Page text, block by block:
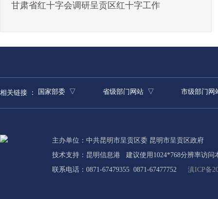
甘肃省红十字会调研呈贡区红十字工作
相关链接 ： 国家部委 ▽ 省级部门网站 ▽ 市级部门
主办单位：中共昆明市呈贡区委 昆明市呈贡区政府
技术支持： 昆明信息港 建议使用1024*768分辨率访问
联系电话：0871-67479355 0871-67477752
滇ICP备